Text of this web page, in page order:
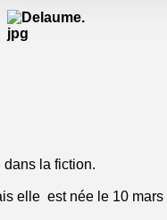
la fiction.
elle est née le 10